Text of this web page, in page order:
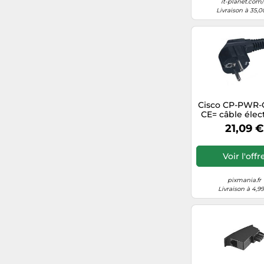
it-
Livraison à
Cisco CP-PWR-
CE= câble
Noir 2,5 m
C13 CEE7/7
21,09 €
Voir
pixmania.fr
Livraison à